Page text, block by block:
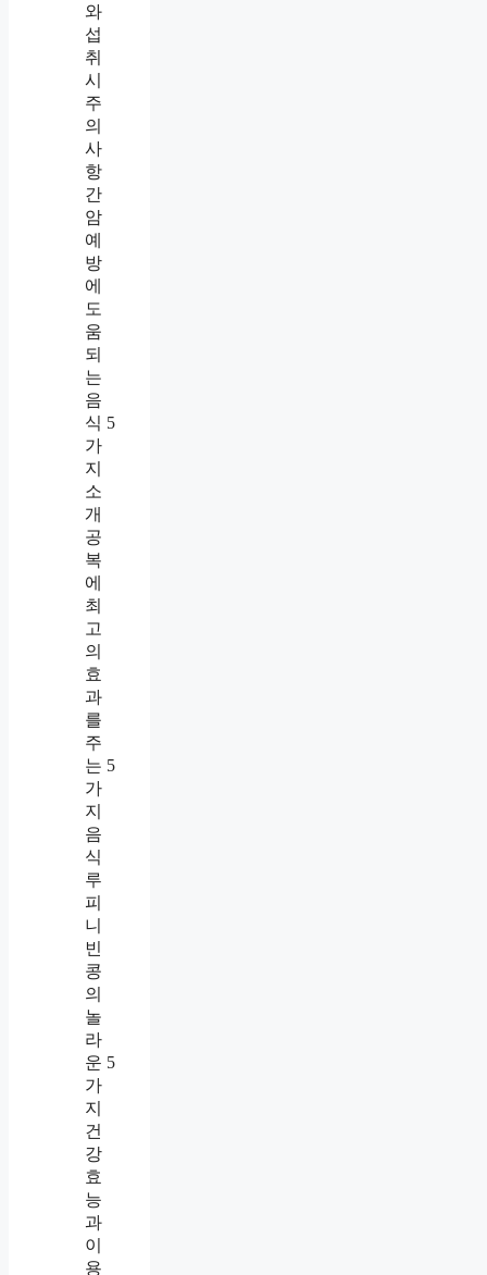
와
섭
취
시
주
의
사
항
간
암
예
방
에
도
움
되
는
음
식 5
가
지
소
개
공
복
에
최
고
의
효
과
를
주
는 5
가
지
음
식
루
피
니
빈
콩
의
놀
라
운 5
가
지
건
강
효
능
과
이
용